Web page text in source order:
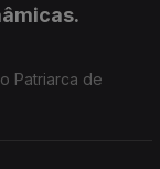
Patriarca de